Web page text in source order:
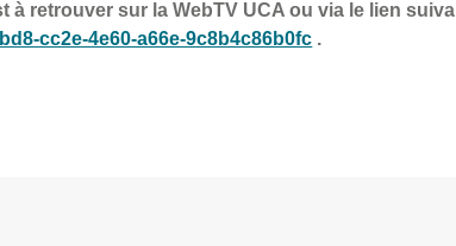
à retrouver sur la WebTV UCA ou via le lien
cc2e-4e60-a66e-9c8b4c86b0fc .